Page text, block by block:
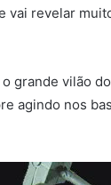
vai revelar
o grande vilão
agindo nos